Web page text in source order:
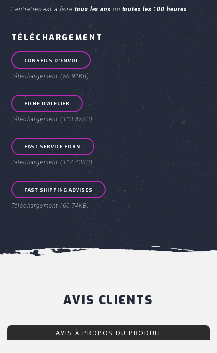
L'entretien est à fairetous les ans ou toutes les 100 heures.
TÉLÉCHARGEMENT
CONSEILS D'ENVOI
Téléchargement (58.92KB)
FICHE D'ATELIER
Téléchargement (113.85KB)
FAST SERVICE FORM
Téléchargement (114.43KB)
FAST SHIPPING ADVISES
Téléchargement (60.74KB)
AVIS CLIENTS
AVIS À PROPOS DU PRODUIT